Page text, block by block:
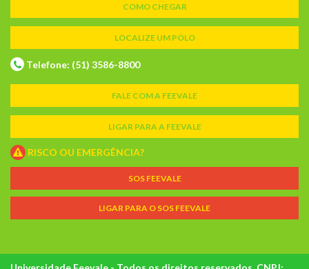
COMO CHEGAR
LOCALIZE UM POLO
Telefone: (51) 3586-8800
FALE COM A FEEVALE
LIGAR PARA A FEEVALE
RISCO OU EMERGÊNCIA?
SOS FEEVALE
LIGAR PARA O SOS FEEVALE